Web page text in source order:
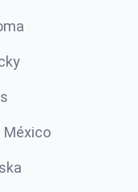
México